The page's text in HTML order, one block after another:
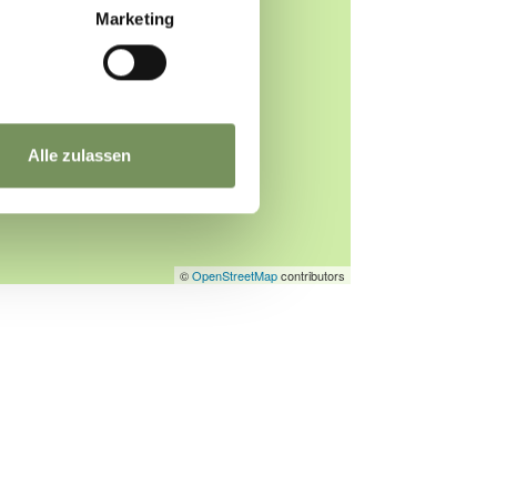
Marketing
Alle zulassen
©OpenStreetMapcontributors